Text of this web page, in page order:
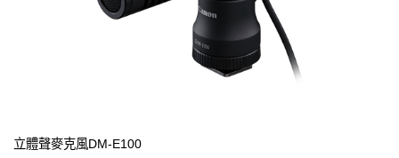
立體聲麥克風DM-E100